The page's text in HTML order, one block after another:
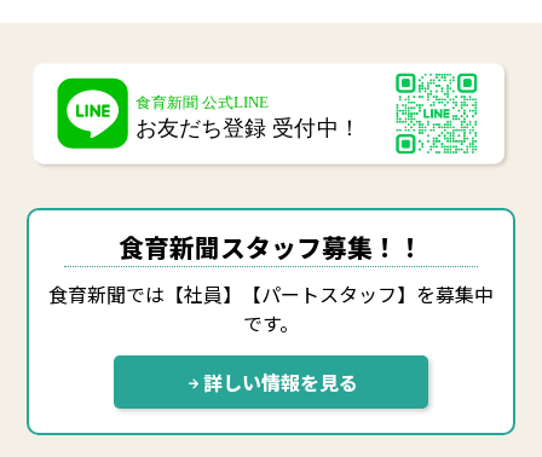
食育新聞スタッフ募集！！
食育新聞では【社員】【パートスタッフ】を募集中
です。
詳しい情報を見る